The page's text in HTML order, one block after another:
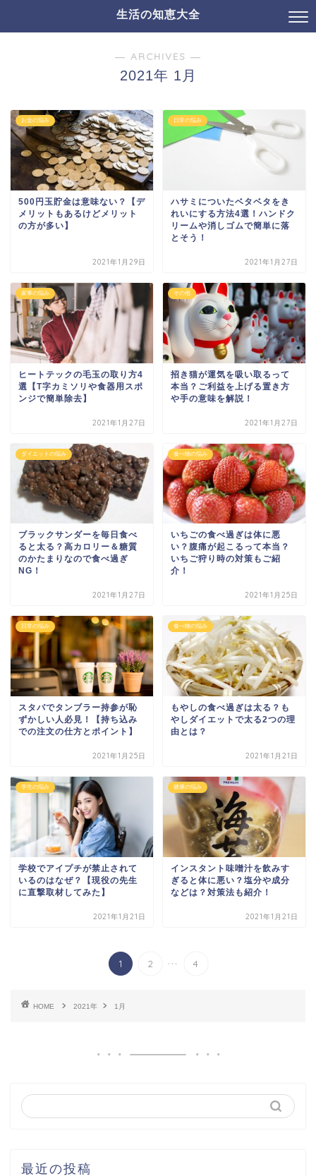
生活の知恵大全
― ARCHIVES ―
2021年 1月
お金の悩み
500円玉貯金は意味ない？【デ
メリットもあるけどメリット
の方が多い】
2021年1月29日
日常の悩み
ハサミについたベタベタをき
れいにする方法4選！ハンドク
リームや消しゴムで簡単に落
とそう！
2021年1月27日
家事の悩み
ヒートテックの毛玉の取り方4
選【T字カミソリや食器用スポ
ンジで簡単除去】
2021年1月27日
その他
招き猫が運気を吸い取るって
本当？ご利益を上げる置き方
や手の意味を解説！
2021年1月27日
ダイエットの悩み
ブラックサンダーを毎日食べ
ると太る？高カロリー＆糖質
のかたまりなので食べ過ぎ
NG！
2021年1月27日
食べ物の悩み
いちごの食べ過ぎは体に悪
い？腹痛が起こるって本当？
いちご狩り時の対策もご紹
介！
2021年1月25日
日常の悩み
スタバでタンブラー持参が恥
ずかしい人必見！【持ち込み
での注文の仕方とポイント】
2021年1月25日
食べ物の悩み
もやしの食べ過ぎは太る？も
やしダイエットで太る2つの理
由とは？
2021年1月21日
学生の悩み
学校でアイプチが禁止されて
いるのはなぜ？【現役の先生
に直撃取材してみた】
2021年1月21日
健康の悩み
インスタント味噌汁を飲みす
ぎると体に悪い？塩分や成分
などは？対策法も紹介！
2021年1月21日
1 2 ... 4
HOME 2021年 1月
最近の投稿